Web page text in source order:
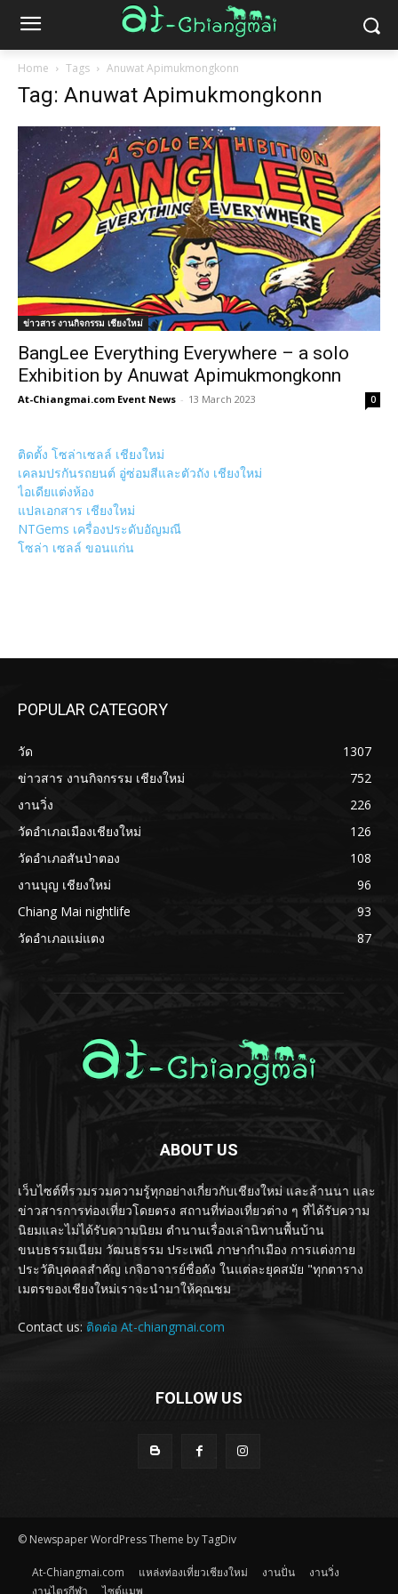
Home Tags Anuwat Apimukmongkonn
Tag: Anuwat Apimukmongkonn
ข่าวสาร งานกิจกรรม เชียงใหม่
BangLee Everything Everywhere – a solo
Exhibition by Anuwat Apimukmongkonn
At-Chiangmai.com Event News - 13 March 2023 0
ติดตั้ง โซล่าเซลล์ เชียงใหม่
เคลมปรกันรถยนต์ อู่ซ่อมสีและตัวถัง เชียงใหม่
ไอเดียแต่งห้อง
แปลเอกสาร เชียงใหม่
NTGems เครื่องประดับอัญมณี
โซล่า เซลล์ ขอนแก่น
POPULAR CATEGORY
วัด
1307
ข่าวสาร งานกิจกรรม เชียงใหม่
752
งานวิ่ง
226
วัดอำเภอเมืองเชียงใหม่
126
วัดอำเภอสันป่าตอง
108
งานบุญ เชียงใหม่
96
Chiang Mai nightlife
93
วัดอำเภอแม่แตง
87
ABOUT US
เว็บไซต์ที่รวมรวมความรู้ทุกอย่างเกี่ยวกับเชียงใหม่ และล้านนา และ
ข่าวสารการท่องเที่ยวโดยตรง สถานที่ท่องเที่ยวต่าง ๆ ที่ได้รับความ
นิยมและไม่ได้รับความนิยม ตำนานเรื่องเล่านิทานพื้นบ้าน
ขนบธรรมเนียม วัฒนธรรม ประเพณี ภาษากำเมือง การแต่งกาย
ประวัติบุคคลสำคัญ เกจิอาจารย์ชื่อดัง ในแต่ละยุคสมัย "ทุกตาราง
เมตรของเชียงใหม่เราจะนำมาให้คุณชม
Contact us: ติดต่อ At-chiangmai.com
FOLLOW US
© Newspaper WordPress Theme by TagDiv
At-Chiangmai.com แหล่งท่องเที่ยวเชียงใหม่ งานปั่น
งานวิ่ง